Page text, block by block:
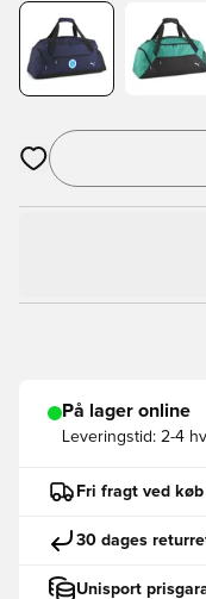
Åbner en Modal til at
På lager online
Leveringstid: 2-4
Fri fragt ved
30 dages
Unisport